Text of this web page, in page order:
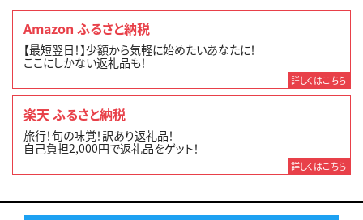
Amazon ふるさと納税
【最短翌日！】少額から気軽に始めたいあなたに！
ここにしかない返礼品も！
詳しくはこちら
楽天 ふるさと納税
旅行！旬の味覚！訳あり返礼品！
自己負担2,000円で返礼品をゲット！
詳しくはこちら